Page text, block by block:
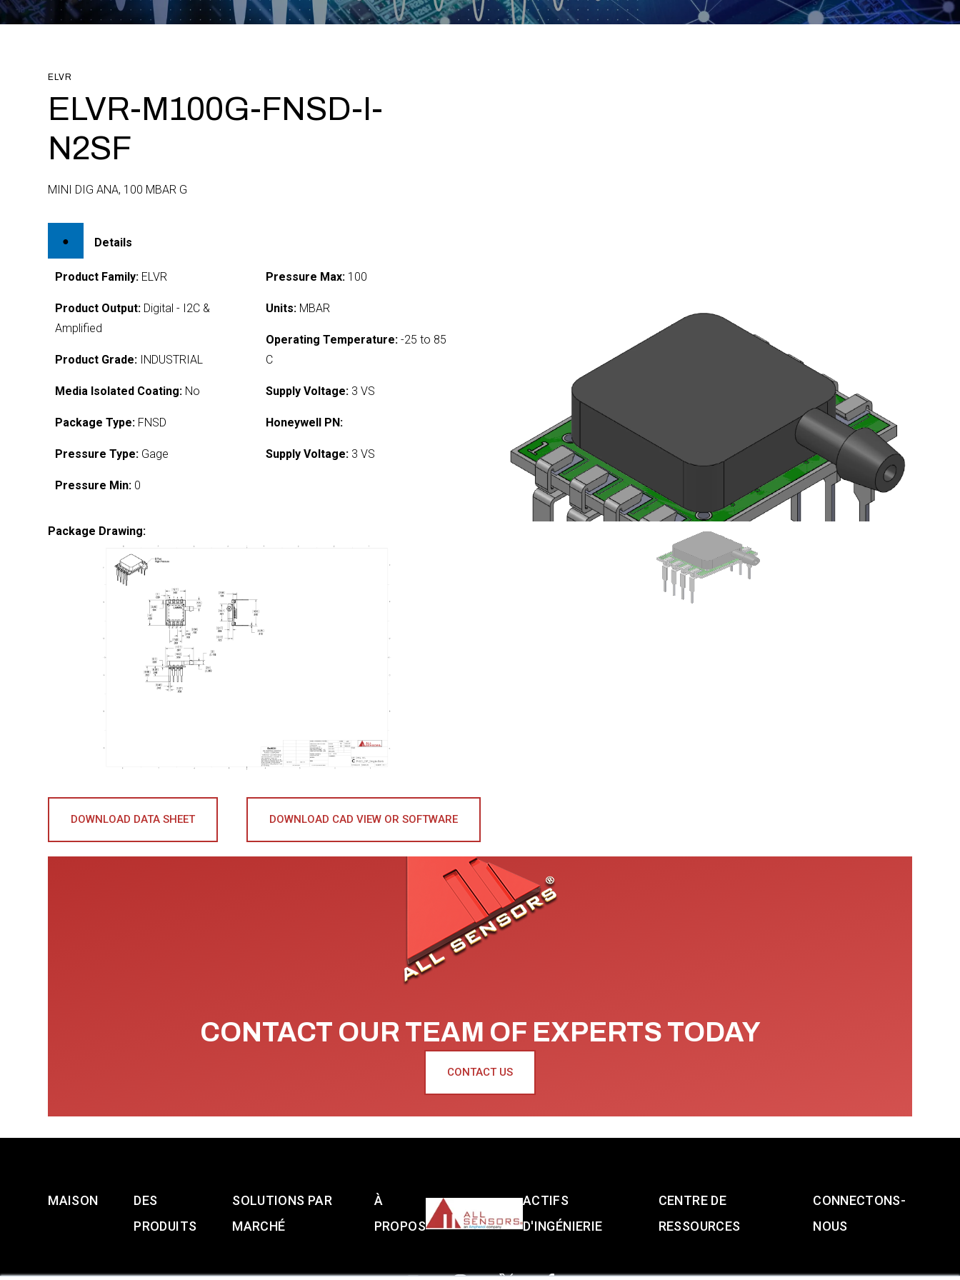
ELVR
ELVR-M100G-FNSD-I-
N2SF
MINI DIG ANA, 100 MBAR G
Details
Product Family: ELVR
Product Output: Digital - I2C &
Amplified
Product Grade: INDUSTRIAL
Media Isolated Coating: No
Package Type: FNSD
Pressure Type: Gage
Pressure Min: 0
Pressure Max: 100
Units: MBAR
Operating Temperature: -25 to 85
C
Supply Voltage: 3 VS
Honeywell PN:
Supply Voltage: 3 VS
Package Drawing:
DOWNLOAD DATA SHEET DOWNLOAD CAD VIEW OR SOFTWARE
CONTACT OUR TEAM OF EXPERTS TODAY
CONTACT US
MAISON
DES
PRODUITS
SOLUTIONS PAR
MARCHÉ
À
PROPOS
ACTIFS
D'INGÉNIERIE
CENTRE DE
RESSOURCES
CONNECTONS-
NOUS